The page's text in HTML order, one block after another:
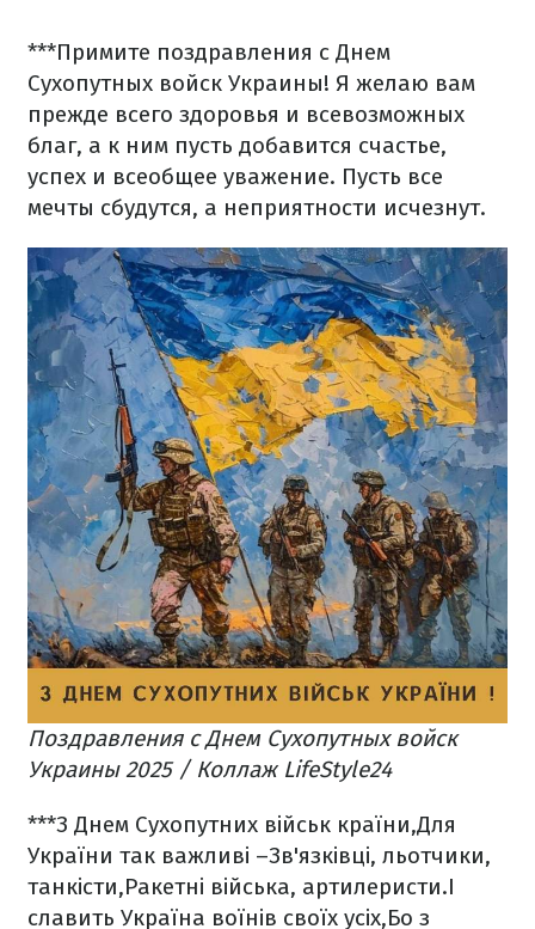
***Примите поздравления с Днем
Сухопутных войск Украины! Я желаю вам
прежде всего здоровья и всевозможных
благ, а к ним пусть добавится счастье,
успех и всеобщее уважение. Пусть все
мечты сбудутся, а неприятности исчезнут.
Поздравления с Днем Сухопутных войск
Украины 2025 / Коллаж LifeStyle24
***З Днем Сухопутних військ країни,Для
України так важливі –Зв'язківці, льотчики,
танкісти,Ракетні війська, артилеристи.І
славить Україна воїнів своїх усіх,Бо з